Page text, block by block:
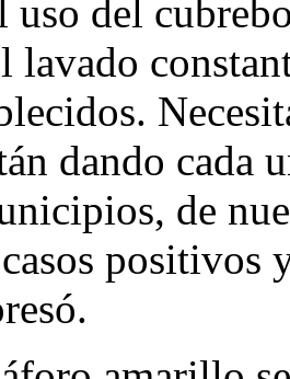
uso del
lavado
dando cada
de
positivos